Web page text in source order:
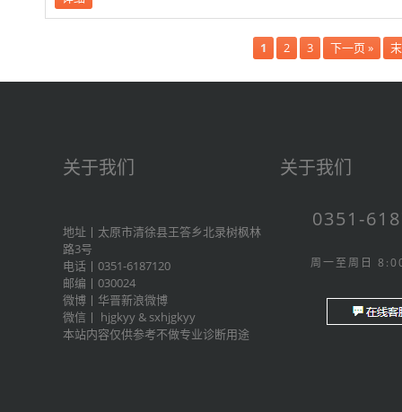
1 2 3 下一页 »
关于我们
地址丨太原市清徐县王答乡北录树枫林
路3号
电话丨0351-6187120
邮编丨030024
微博丨 华晋新浪微博
微信丨 hjgkyy & sxhjgkyy
本站内容仅供参考不做专业诊断用途
关于我们
0351-
周一至周日